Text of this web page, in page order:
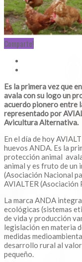
Comparte!
Es la primera vez que
avala con su logo un
acuerdo pionero entre
representado por
Avicultura Alternativa.
En el día de hoy
huevos ANDA. Es la
protección animal
animal y es fruto de
(Asociación Nacional
AVIALTER
La marca ANDA
ecológicas (sistemas
de vida y producción
legislación en materia
medidas
desarrollo rural al
pequeño.